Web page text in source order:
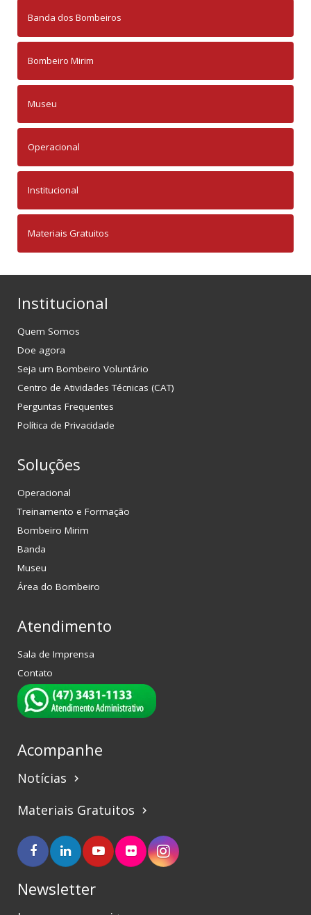
Banda dos Bombeiros
Bombeiro Mirim
Museu
Operacional
Institucional
Materiais Gratuitos
Institucional
Quem Somos
Doe agora
Seja um Bombeiro Voluntário
Centro de Atividades Técnicas (CAT)
Perguntas Frequentes
Política de Privacidade
Soluções
Operacional
Treinamento e Formação
Bombeiro Mirim
Banda
Museu
Área do Bombeiro
Atendimento
Sala de Imprensa
Contato
Acompanhe
Notícias keyboard_arrow_right
Materiais Gratuitos keyboard_arrow_right
Newsletter